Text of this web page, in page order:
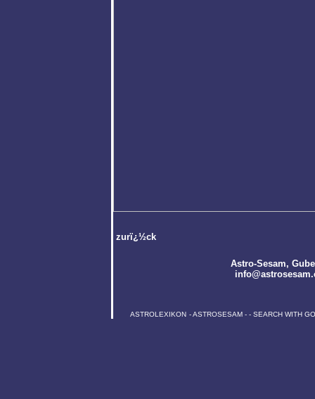
zurï¿½ck
Astro-Sesam,
ASTROLEXIKON -ASTROSESAM - - SEARCH WITH